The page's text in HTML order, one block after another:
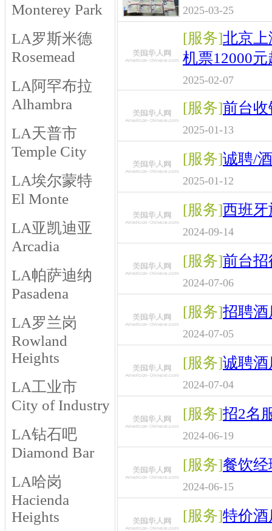
Monterey Park
LA罗斯米德
Rosemead
LA阿罕布拉
Alhambra
LA天普市
Temple City
LA埃尔蒙特
El Monte
LA亚凯迪亚
Arcadia
LA帕萨迪纳
Pasadena
LA罗兰岗
Rowland
Heights
LA工业市
City of Industry
LA钻石吧
Diamond Bar
LA哈岗
Hacienda
Heights
2025-03-25
[服务]北京
机票12000元
2025-02-07
[服务]前台
2025-01-13
[服务]诚聘/
2025-01-12
[服务]西班
2024-09-14
[服务]前台招
2024-07-06
[服务]招聘
2024-07-05
[服务]诚聘酒
2024-07-04
[服务]招2名
2024-06-19
[服务]餐饮经
2024-06-15
[服务]特价